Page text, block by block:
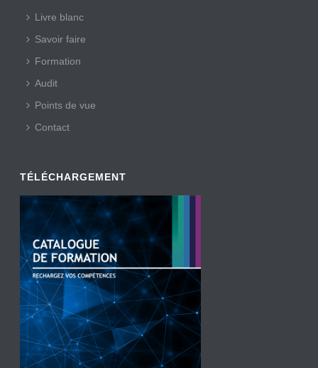
Livre blanc
Savoir faire
Formation
Audit
Points de vue
Contact
TÉLÉCHARGEMENT